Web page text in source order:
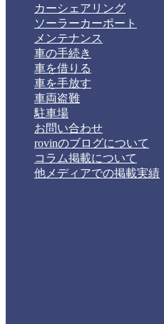
カーシェアリング
ソーラーカーポート
メンテナンス
車の手続き
車を借りる
車を手放す
車両盗難
駐車場
お問い合わせ
rovinのブログについて
コラム掲載について
他メディアでの掲載実績